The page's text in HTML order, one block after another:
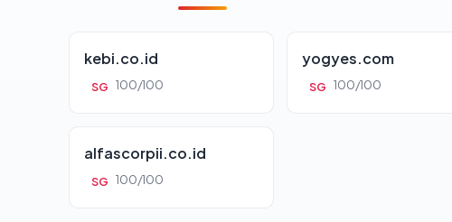
kebi.co.id
SG 100/100
yogyes.com
SG 100/100
alfascorpii.co.id
SG 100/100